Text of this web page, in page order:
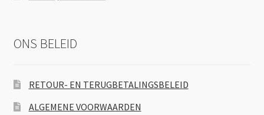
ONS BELEID
RETOUR- EN TERUGBETALINGSBELEID
ALGEMENE VOORWAARDEN